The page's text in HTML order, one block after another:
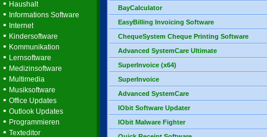
• Haushalt
• Informations Software
• Internet
• Kindersoftware
• Kommunikation
• Lernsoftware
• Medizinsoftware
• Multimedia
• Musiksoftware
• Office Updates
• Outlook Updates
• Programmieren
• Texteditor
BayCalculator
EasyBilling Invoicing Software
ChequeSystem Cheque Printing Software
Advanced SystemCare Ultimate
SuperInvoice (x64)
SuperInvoice
Advanced SystemCare
IObit Software Updater
IObit Malware Fighter